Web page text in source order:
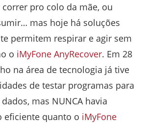
pro colo da mãe, ou
mas hoje há soluções
permitem respirar e agir sem
o iMyFone AnyRecover. Em 28
na área de tecnologia já tive
de testar programas para
mas NUNCA havia
eficiente quanto o iMyFone